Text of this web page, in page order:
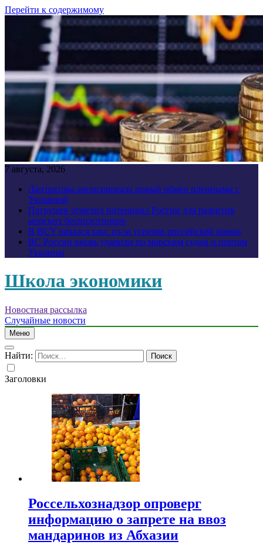
Перейти к содержимому
7 августа, 2026
Лантратова анонсировала новый обмен пленными с
Украиной
Патрушев отметил потенциал России для развития
морских беспилотников
В ВСУ начался хаос из-за успехов российской армии
ВС России вновь ударили по морским судам и портам
Украины
Школа экономики
Новостная рассылка
Случайные новости
Меню
Найти:
Заголовки
Россельхознадзор опроверг
информацию о запрете на ввоз
мандаринов из Абхазии